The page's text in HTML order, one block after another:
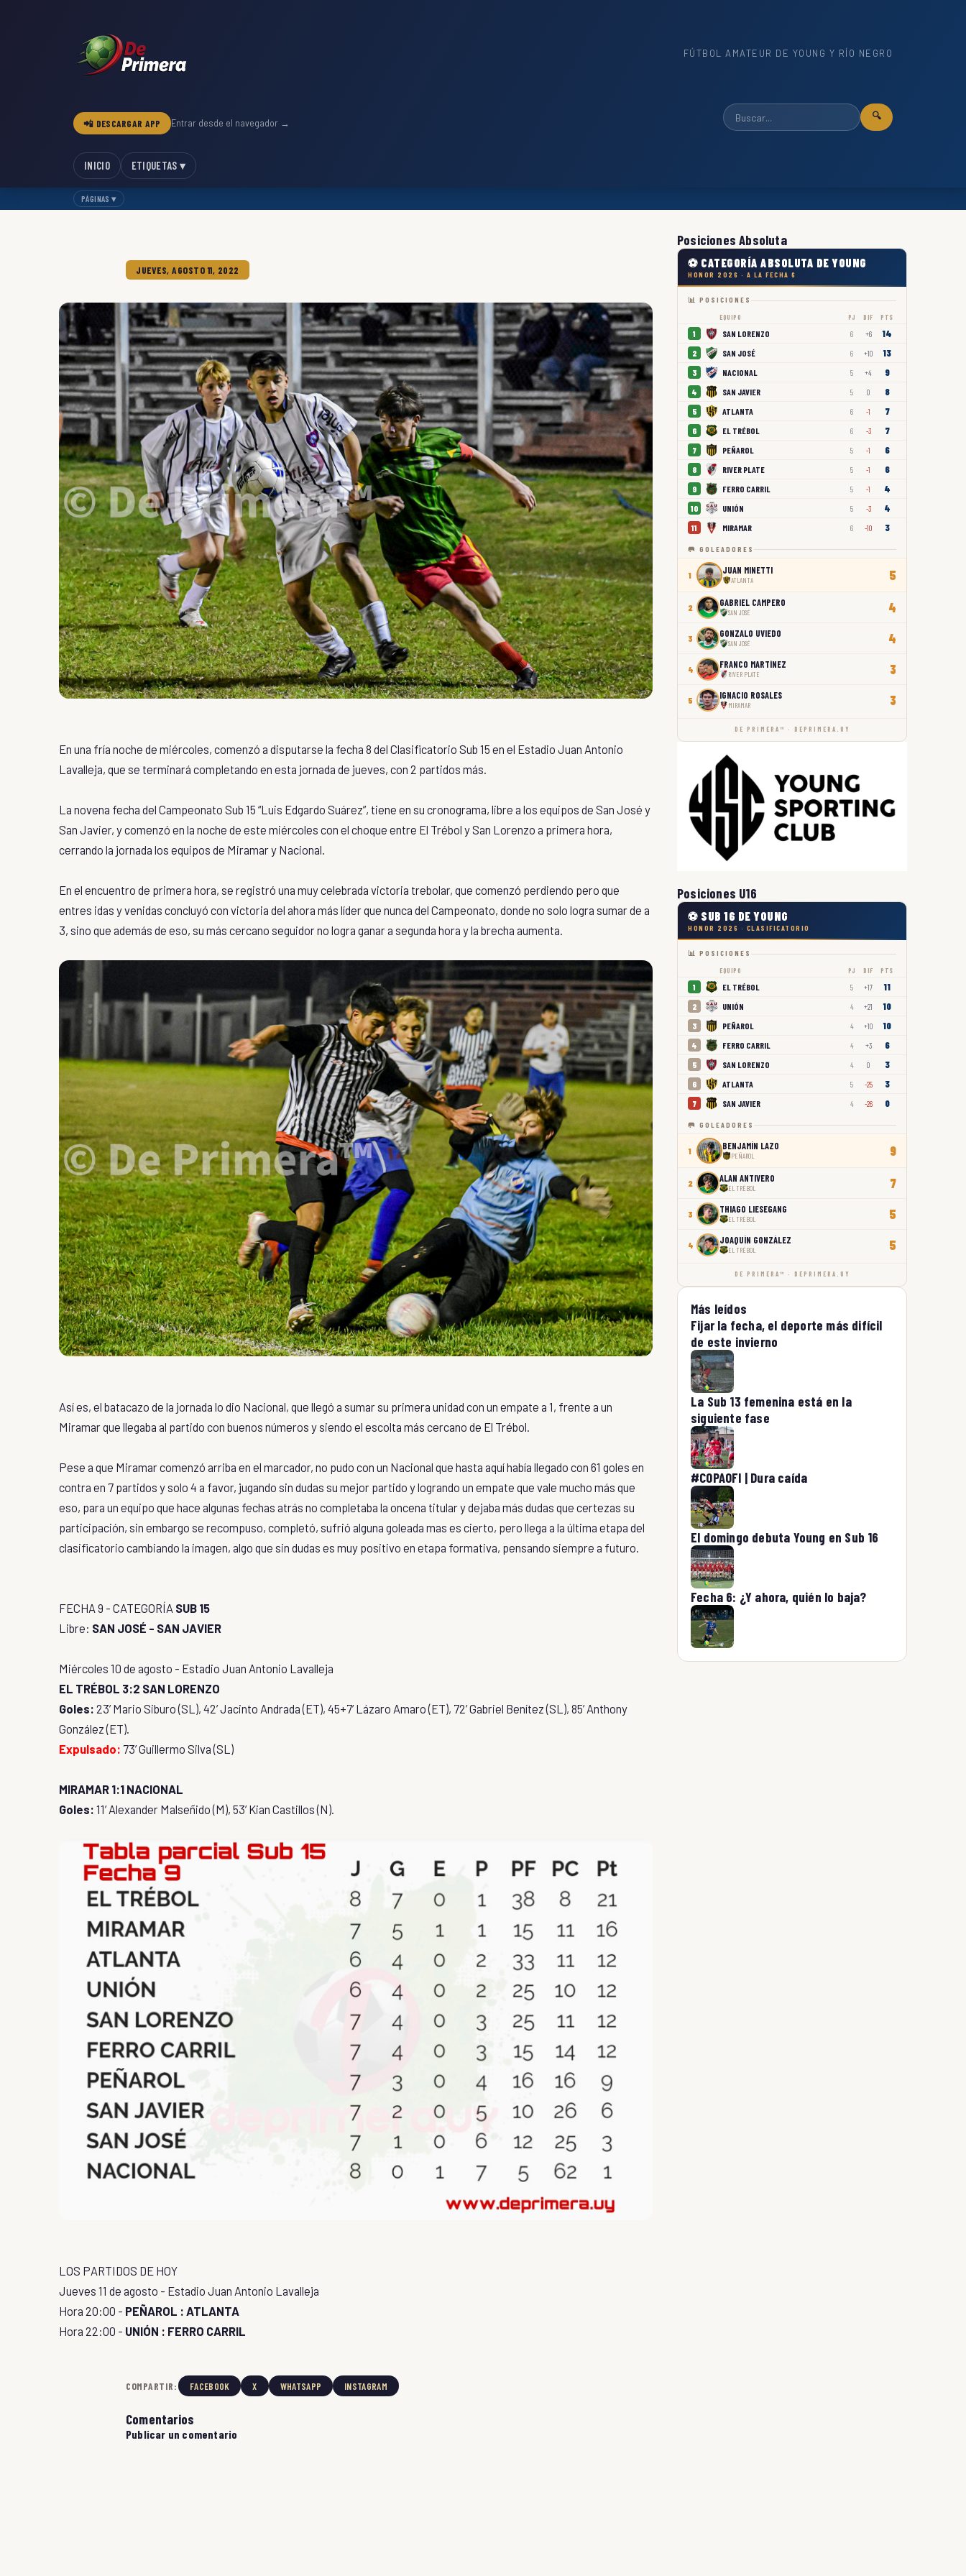
FÚTBOL AMATEUR DE YOUNG Y RÍO NEGRO
📲 DESCARGAR APP Entrar desde el navegador →
🔍
INICIO ETIQUETAS ▾
PÁGINAS ▾
JUEVES, AGOSTO 11, 2022
En una fría noche de miércoles, comenzó a disputarse la fecha 8 del Clasificatorio Sub 15 en el Estadio Juan Antonio
Lavalleja, que se terminará completando en esta jornada de jueves, con 2 partidos más.
La novena fecha del Campeonato Sub 15 “Luis Edgardo Suárez”, tiene en su cronograma, libre a los equipos de San José y
San Javier, y comenzó en la noche de este miércoles con el choque entre El Trébol y San Lorenzo a primera hora,
cerrando la jornada los equipos de Miramar y Nacional.
En el encuentro de primera hora, se registró una muy celebrada victoria trebolar, que comenzó perdiendo pero que
entres idas y venidas concluyó con victoria del ahora más líder que nunca del Campeonato, donde no solo logra sumar de a
3, sino que además de eso, su más cercano seguidor no logra ganar a segunda hora y la brecha aumenta.
Así es, el batacazo de la jornada lo dio Nacional, que llegó a sumar su primera unidad con un empate a 1, frente a un
Miramar que llegaba al partido con buenos números y siendo el escolta más cercano de El Trébol.
Pese a que Miramar comenzó arriba en el marcador, no pudo con un Nacional que hasta aquí había llegado con 61 goles en
contra en 7 partidos y solo 4 a favor, jugando sin dudas su mejor partido y logrando un empate que vale mucho más que
eso, para un equipo que hace algunas fechas atrás no completaba la oncena titular y dejaba más dudas que certezas su
participación, sin embargo se recompuso, completó, sufrió alguna goleada mas es cierto, pero llega a la última etapa del
clasificatorio cambiando la imagen, algo que sin dudas es muy positivo en etapa formativa, pensando siempre a futuro.
FECHA 9 - CATEGORÍA SUB 15
Libre: SAN JOSÉ - SAN JAVIER
Miércoles 10 de agosto - Estadio Juan Antonio Lavalleja
EL TRÉBOL 3:2 SAN LORENZO
Goles: 23’ Mario Siburo (SL), 42’ Jacinto Andrada (ET), 45+7’ Lázaro Amaro (ET), 72’ Gabriel Benítez (SL), 85’ Anthony
González (ET).
Expulsado: 73’ Guillermo Silva (SL)
MIRAMAR 1:1 NACIONAL
Goles: 11’ Alexander Malseñido (M), 53’ Kian Castillos (N).
LOS PARTIDOS DE HOY
Jueves 11 de agosto - Estadio Juan Antonio Lavalleja
Hora 20:00 - PEÑAROL : ATLANTA
Hora 22:00 - UNIÓN : FERRO CARRIL
COMPARTIR: FACEBOOK X WHATSAPP INSTAGRAM
Comentarios
Publicar un comentario
Posiciones Absoluta
⚽ CATEGORÍA ABSOLUTA DE YOUNG
HONOR 2026 · A LA FECHA 6
📊 POSICIONES
EQUIPO PJ DIF PTS
1 SAN LORENZO 6 +6 14
2 SAN JOSÉ 6 +10 13
3 NACIONAL 5 +4 9
4 SAN JAVIER 5 0 8
5 ATLANTA 6 -1 7
6 EL TRÉBOL 6 -3 7
7 PEÑAROL 5 -1 6
8 RIVER PLATE 5 -1 6
9 FERRO CARRIL 5 -1 4
10 UNIÓN 5 -3 4
11 MIRAMAR 6 -10 3
🥅 GOLEADORES
1 JUAN MINETTI
ATLANTA 5
2 GABRIEL CAMPERO
SAN JOSÉ 4
3 GONZALO UVIEDO
SAN JOSÉ 4
4 FRANCO MARTÍNEZ
RIVER PLATE 3
5 IGNACIO ROSALES
MIRAMAR 3
DE PRIMERA™ · DEPRIMERA.UY
Posiciones U16
⚽ SUB 16 DE YOUNG
HONOR 2026 · CLASIFICATORIO
📊 POSICIONES
EQUIPO PJ DIF PTS
1 EL TRÉBOL 5 +17 11
2 UNIÓN 4 +21 10
3 PEÑAROL 4 +10 10
4 FERRO CARRIL 4 +3 6
5 SAN LORENZO 4 0 3
6 ATLANTA 5 -25 3
7 SAN JAVIER 4 -26 0
🥅 GOLEADORES
1 BENJAMÍN LAZO
PEÑAROL 9
2 ALAN ANTIVERO
EL TRÉBOL 7
3 THIAGO LIESEGANG
EL TRÉBOL 5
4 JOAQUÍN GONZÁLEZ
EL TRÉBOL 5
DE PRIMERA™ · DEPRIMERA.UY
Más leídos
Fijar la fecha, el deporte más difícil
de este invierno
La Sub 13 femenina está en la
siguiente fase
#COPAOFI | Dura caída
El domingo debuta Young en Sub 16
Fecha 6: ¿Y ahora, quién lo baja?